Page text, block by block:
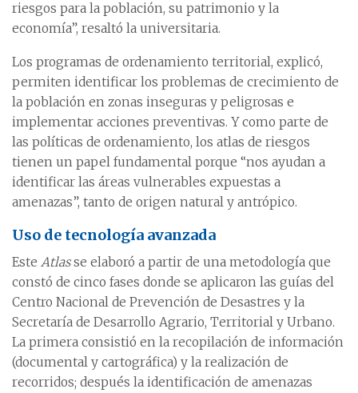
riesgos para la población, su patrimonio y la
economía”, resaltó la universitaria.
Los programas de ordenamiento territorial, explicó,
permiten identificar los problemas de crecimiento de
la población en zonas inseguras y peligrosas e
implementar acciones preventivas. Y como parte de
las políticas de ordenamiento, los atlas de riesgos
tienen un papel fundamental porque “nos ayudan a
identificar las áreas vulnerables expuestas a
amenazas”, tanto de origen natural y antrópico.
Uso de tecnología avanzada
Este Atlasse elaboró a partir de una metodología que
constó de cinco fases donde se aplicaron las guías del
Centro Nacional de Prevención de Desastres y la
Secretaría de Desarrollo Agrario, Territorial y Urbano.
La primera consistió en la recopilación de información
(documental y cartográfica) y la realización de
recorridos; después la identificación de amenazas